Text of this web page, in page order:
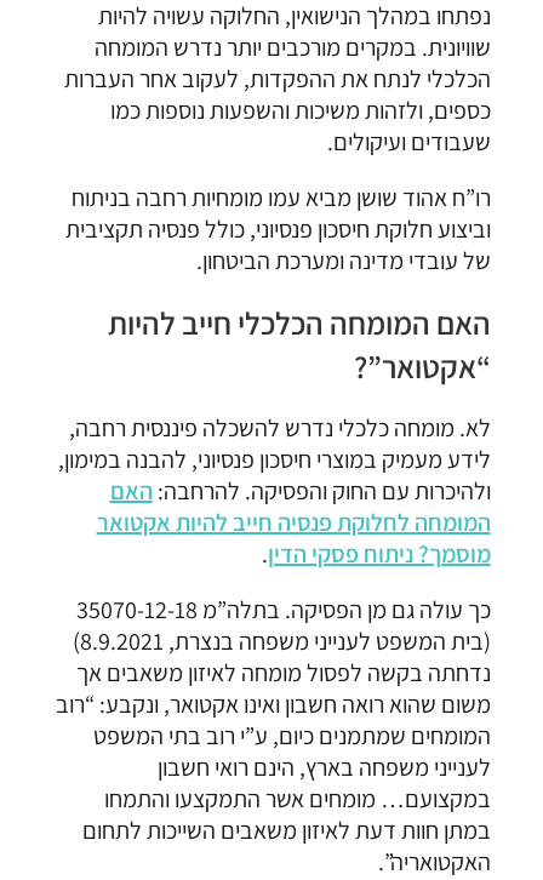
נפתחו במהלך הנישואין, החלוקה עשויה להיות
שוויונית. במקרים מורכבים יותר נדרש המומחה
הכלכלי לנתח את ההפקדות, לעקוב אחר העברות
כספים, ולזהות משיכות והשפעות נוספות כמו
שעבודים ועיקולים.
רו”ח אהוד שושן מביא עמו מומחיות רחבה בניתוח
וביצוע חלוקת חיסכון פנסיוני, כולל פנסיה תקציבית
של עובדי מדינה ומערכת הביטחון.
האם המומחה הכלכלי חייב להיות
“אקטואר”?
לא. מומחה כלכלי נדרש להשכלה פיננסית רחבה,
לידע מעמיק במוצרי חיסכון פנסיוני, להבנה במימון,
ולהיכרות עם החוק והפסיקה. להרחבה: האם
המומחה לחלוקת פנסיה חייב להיות אקטואר
מוסמך? ניתוח פסקי הדין.
כך עולה גם מן הפסיקה. בתלה”מ 35070-12-18
(בית המשפט לענייני משפחה בנצרת, 8.9.2021)
נדחתה בקשה לפסול מומחה לאיזון משאבים אך
משום שהוא רואה חשבון ואינו אקטואר, ונקבע: “רוב
המומחים שמתמנים כיום, ע”י רוב בתי המשפט
לענייני משפחה בארץ, הינם רואי חשבון
במקצועם… מומחים אשר התמקצעו והתמחו
במתן חוות דעת לאיזון משאבים השייכות לתחום
האקטואריה”.